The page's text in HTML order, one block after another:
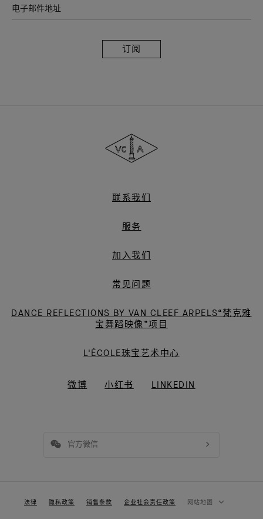
电子邮件地址
阅
&
Arpels
梵
雅
宝
联系我们
服务
加入我们
常见问题
DANCE REFLECTIONS BY VAN CLEEF ARPELS“梵克雅
宝舞蹈映像”项目
L'ÉCOLE珠宝艺术中心
微博 小红书 LINKEDIN
官方微信
法律 隐私政策 销售条款 企业社会责任政策 网站地图